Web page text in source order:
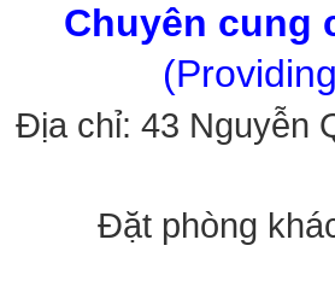
Chuyên cung
Địa chỉ: 43 Nguyễn
Đặt phòng